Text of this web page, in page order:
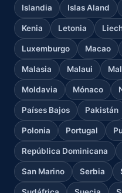
Islandia Islas Aland
Kenia Letonia
Luxemburgo Macao
Malasia Malaui
Moldavia Mónaco
Países Bajos Pakistán
Polonia Portugal
República Dominicana
San Marino Serbia